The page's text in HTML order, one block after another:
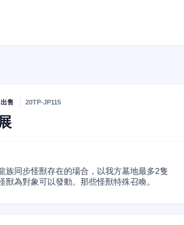
售 20TP-JP115
族同步怪獸存在的場合，以我方墓地最多2隻
獸為對象可以發動。那些怪獸特殊召喚。